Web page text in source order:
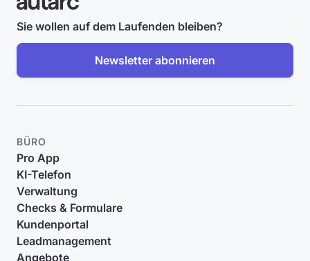
Sie wollen auf dem Laufenden bleiben?
Newsletter abonnieren
BÜRO
Pro App
KI-Telefon
Verwaltung
Checks & Formulare
Kundenportal
Leadmanagement
Angebote